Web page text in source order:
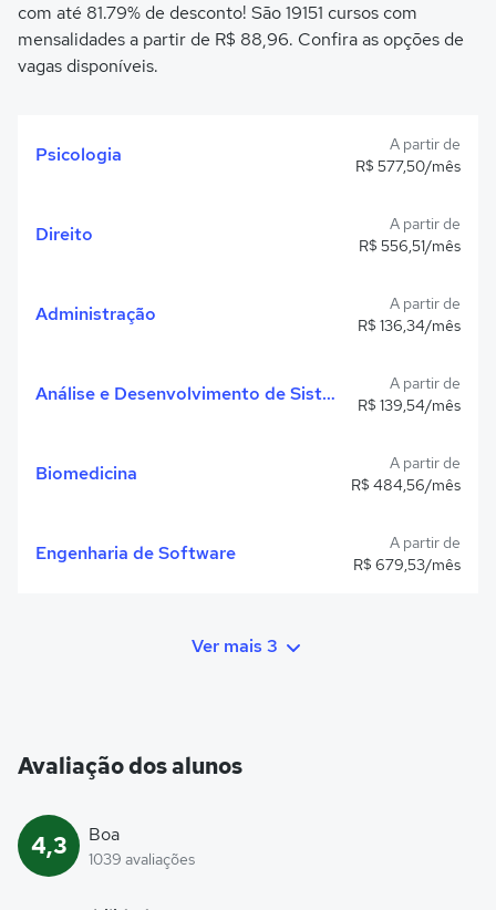
com até 81.79% de desconto! São 19151 cursos com
mensalidades a partir de R$ 88,96. Confira as opções de
vagas disponíveis.
Psicologia
A partir de
R$ 577,50/mês
Direito
A partir de
R$ 556,51/mês
Administração
A partir de
R$ 136,34/mês
Análise e Desenvolvimento de Sistemas
A partir de
R$ 139,54/mês
Biomedicina
A partir de
R$ 484,56/mês
Engenharia de Software
A partir de
R$ 679,53/mês
Ver mais 3
Avaliação dos alunos
4,3 Boa
1039 avaliações